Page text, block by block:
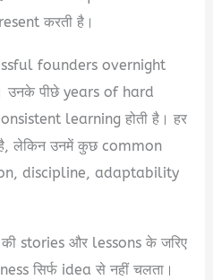
करती है।
founders overnight
उनके पीछे years of hard
learning होती है। हर
लेकिन उनमें कुछ common
discipline, adaptability
stories और lessons के जरिए
सिर्फ idea से नहीं चलता।